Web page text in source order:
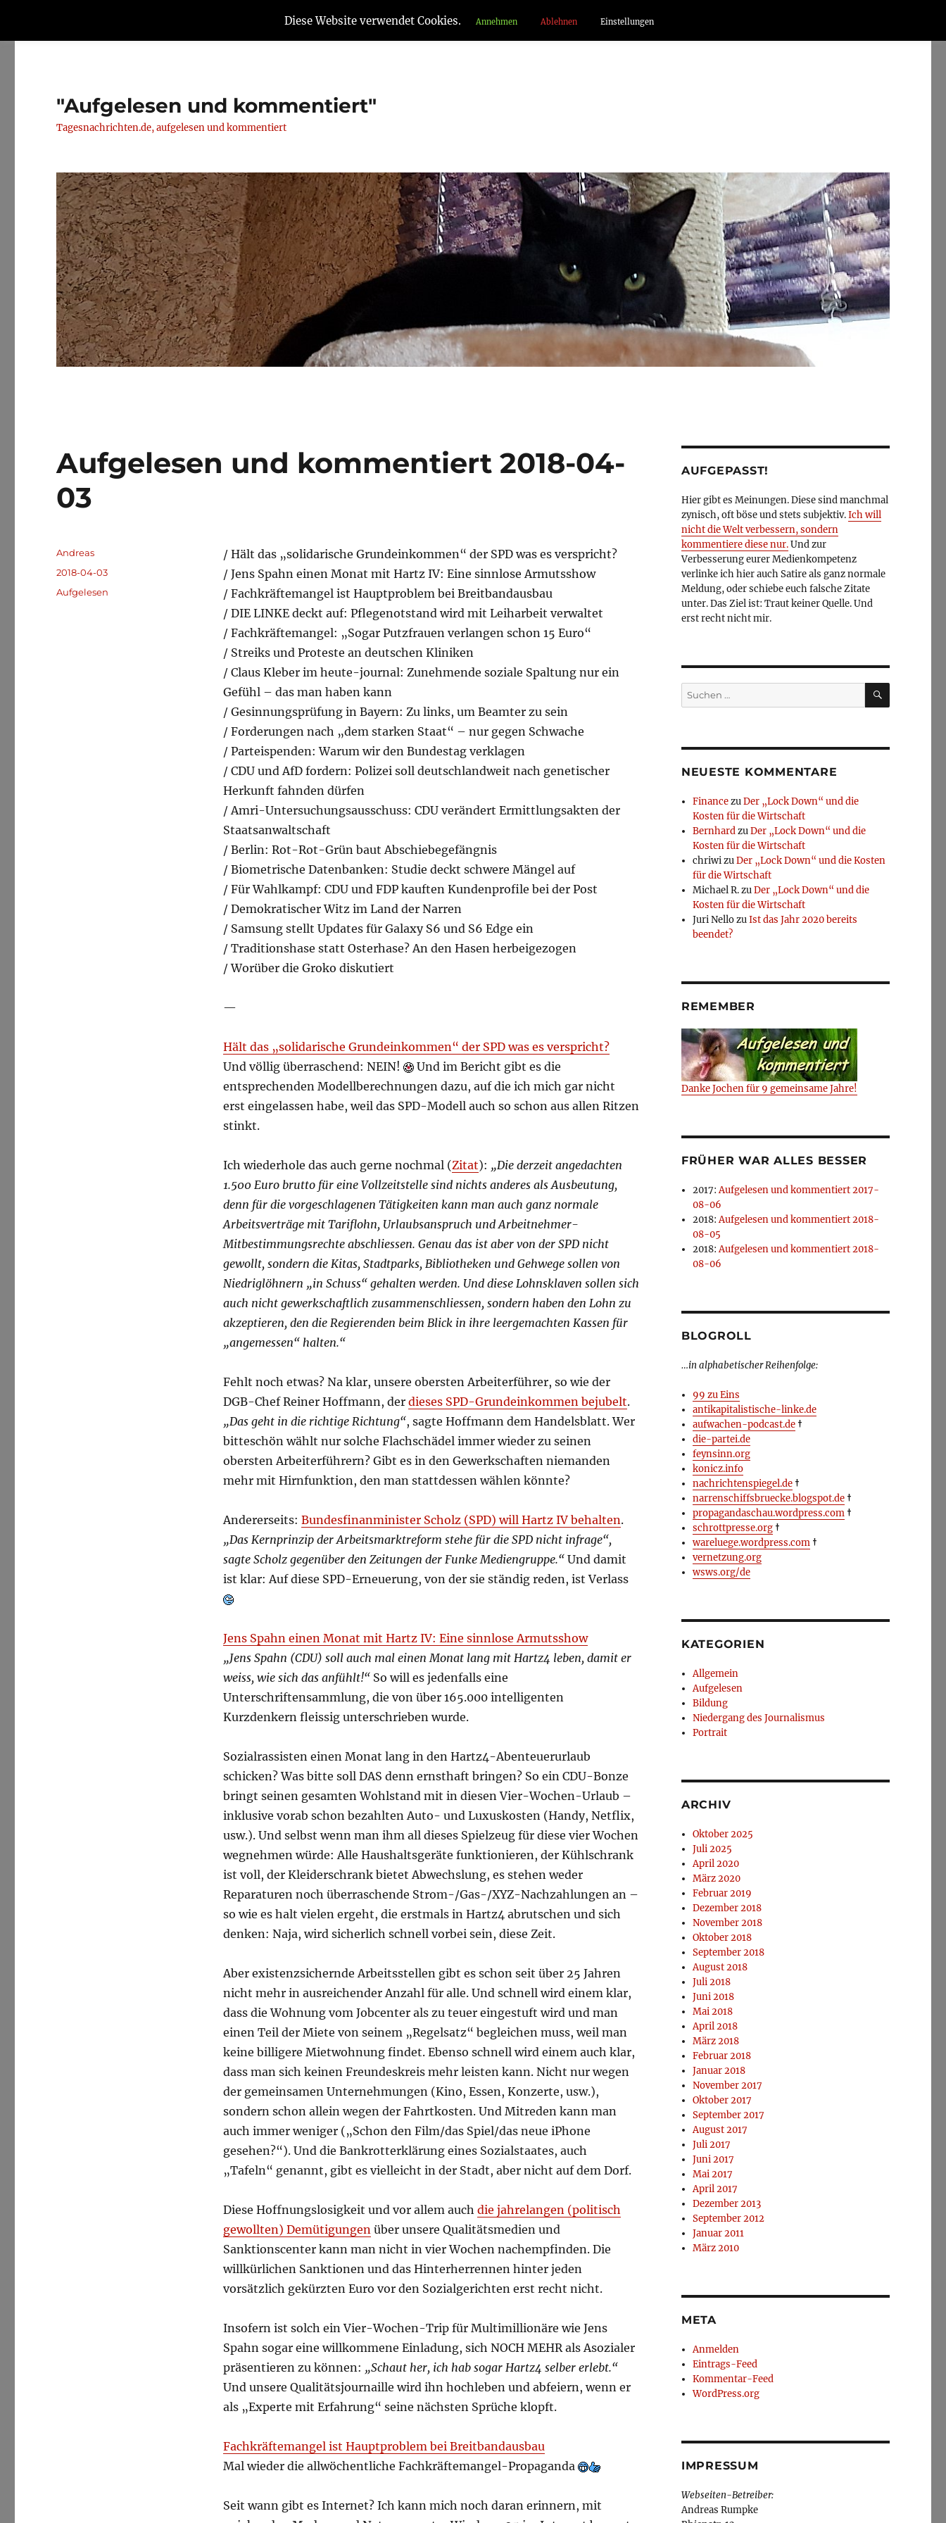
"Aufgelesen und kommentiert"
Tagesnachrichten.de, aufgelesen und kommentiert
Aufgelesen und kommentiert 2018-04-
03
/ Hält das „solidarische Grundeinkommen“ der SPD was es verspricht?
/ Jens Spahn einen Monat mit Hartz IV: Eine sinnlose Armutsshow
/ Fachkräftemangel ist Hauptproblem bei Breitbandausbau
/ DIE LINKE deckt auf: Pflegenotstand wird mit Leiharbeit verwaltet
/ Fachkräftemangel: „Sogar Putzfrauen verlangen schon 15 Euro“
/ Streiks und Proteste an deutschen Kliniken
/ Claus Kleber im heute-journal: Zunehmende soziale Spaltung nur ein
Gefühl – das man haben kann
/ Gesinnungsprüfung in Bayern: Zu links, um Beamter zu sein
/ Forderungen nach „dem starken Staat“ – nur gegen Schwache
/ Parteispenden: Warum wir den Bundestag verklagen
/ CDU und AfD fordern: Polizei soll deutschlandweit nach genetischer
Herkunft fahnden dürfen
/ Amri-Untersuchungsausschuss: CDU verändert Ermittlungsakten der
Staatsanwaltschaft
/ Berlin: Rot-Rot-Grün baut Abschiebegefängnis
/ Biometrische Datenbanken: Studie deckt schwere Mängel auf
/ Für Wahlkampf: CDU und FDP kauften Kundenprofile bei der Post
/ Demokratischer Witz im Land der Narren
/ Samsung stellt Updates für Galaxy S6 und S6 Edge ein
/ Traditionshase statt Osterhase? An den Hasen herbeigezogen
/ Worüber die Groko diskutiert
—
Hält das „solidarische Grundeinkommen“ der SPD was es verspricht?
Und völlig überraschend: NEIN!
Und im Bericht gibt es die
entsprechenden Modellberechnungen dazu, auf die ich mich gar nicht
erst eingelassen habe, weil das SPD-Modell auch so schon aus allen Ritzen
stinkt.
Ich wiederhole das auch gerne nochmal (Zitat): „Die derzeit angedachten
1.500 Euro brutto für eine Vollzeitstelle sind nichts anderes als Ausbeutung,
denn für die vorgeschlagenen Tätigkeiten kann man auch ganz normale
Arbeitsverträge mit Tariflohn, Urlaubsanspruch und Arbeitnehmer-
Mitbestimmungsrechte abschliessen. Genau das ist aber von der SPD nicht
gewollt, sondern die Kitas, Stadtparks, Bibliotheken und Gehwege sollen von
Niedriglöhnern „in Schuss“ gehalten werden. Und diese Lohnsklaven sollen sich
auch nicht gewerkschaftlich zusammenschliessen, sondern haben den Lohn zu
akzeptieren, den die Regierenden beim Blick in ihre leergemachten Kassen für
„angemessen“ halten.“
Fehlt noch etwas? Na klar, unsere obersten Arbeiterführer, so wie der
DGB-Chef Reiner Hoffmann, der dieses SPD-Grundeinkommen bejubelt.
„Das geht in die richtige Richtung“, sagte Hoffmann dem Handelsblatt. Wer
bitteschön wählt nur solche Flachschädel immer wieder zu seinen
obersten Arbeiterführern? Gibt es in den Gewerkschaften niemanden
mehr mit Hirnfunktion, den man stattdessen wählen könnte?
Andererseits: Bundesfinanminister Scholz (SPD) will Hartz IV behalten.
„Das Kernprinzip der Arbeitsmarktreform stehe für die SPD nicht infrage“,
sagte Scholz gegenüber den Zeitungen der Funke Mediengruppe.“Und damit
ist klar: Auf diese SPD-Erneuerung, von der sie ständig reden, ist Verlass
Jens Spahn einen Monat mit Hartz IV: Eine sinnlose Armutsshow
„Jens Spahn (CDU) soll auch mal einen Monat lang mit Hartz4 leben, damit er
weiss, wie sich das anfühlt!“So will es jedenfalls eine
Unterschriftensammlung, die von über 165.000 intelligenten
Kurzdenkern fleissig unterschrieben wurde.
Sozialrassisten einen Monat lang in den Hartz4-Abenteuerurlaub
schicken? Was bitte soll DAS denn ernsthaft bringen? So ein CDU-Bonze
bringt seinen gesamten Wohlstand mit in diesen Vier-Wochen-Urlaub –
inklusive vorab schon bezahlten Auto- und Luxuskosten (Handy, Netflix,
usw.). Und selbst wenn man ihm all dieses Spielzeug für diese vier Wochen
wegnehmen würde: Alle Haushaltsgeräte funktionieren, der Kühlschrank
ist voll, der Kleiderschrank bietet Abwechslung, es stehen weder
Reparaturen noch überraschende Strom-/Gas-/XYZ-Nachzahlungen an –
so wie es halt vielen ergeht, die erstmals in Hartz4 abrutschen und sich
denken: Naja, wird sicherlich schnell vorbei sein, diese Zeit.
Aber existenzsichernde Arbeitsstellen gibt es schon seit über 25 Jahren
nicht mehr in ausreichender Anzahl für alle. Und schnell wird einem klar,
dass die Wohnung vom Jobcenter als zu teuer eingestuft wird und man
einen Teil der Miete von seinem „Regelsatz“ begleichen muss, weil man
keine billigere Mietwohnung findet. Ebenso schnell wird einem auch klar,
dass man sich keinen Freundeskreis mehr leisten kann. Nicht nur wegen
der gemeinsamen Unternehmungen (Kino, Essen, Konzerte, usw.),
sondern schon allein wegen der Fahrtkosten. Und Mitreden kann man
auch immer weniger („Schon den Film/das Spiel/das neue iPhone
gesehen?“). Und die Bankrotterklärung eines Sozialstaates, auch
„Tafeln“ genannt, gibt es vielleicht in der Stadt, aber nicht auf dem Dorf.
Diese Hoffnungslosigkeit und vor allem auch die jahrelangen (politisch
gewollten) Demütigungenüber unsere Qualitätsmedien und
Sanktionscenter kann man nicht in vier Wochen nachempfinden. Die
willkürlichen Sanktionen und das Hinterherrennen hinter jeden
vorsätzlich gekürzten Euro vor den Sozialgerichten erst recht nicht.
Insofern ist solch ein Vier-Wochen-Trip für Multimillionäre wie Jens
Spahn sogar eine willkommene Einladung, sich NOCH MEHR als Asozialer
präsentieren zu können: „Schaut her, ich hab sogar Hartz4 selber erlebt.“
Und unsere Qualitätsjournaille wird ihn hochleben und abfeiern, wenn er
als „Experte mit Erfahrung“ seine nächsten Sprüche klopft.
Fachkräftemangel ist Hauptproblem bei Breitbandausbau
Mal wieder die allwöchentliche Fachkräftemangel-Propaganda
Seit wann gibt es Internet? Ich kann mich noch daran erinnern, mit
Autor
Andreas
Veröffentlicht
am
2018-04-03
Kategorien
Aufgelesen
AUFGEPASST!
Hier gibt es Meinungen. Diese sind manchmal
zynisch, oft böse und stets subjektiv.Ich will
nicht die Welt verbessern, sondern
kommentiere diese nur.Und zur
Verbesserung eurer Medienkompetenz
verlinke ich hier auch Satire als ganz normale
Meldung, oder schiebe euch falsche Zitate
unter. Das Ziel ist: Traut keiner Quelle. Und
erst recht nicht mir.
Suchen
nach:
SUCHEN
NEUESTE KOMMENTARE
FinancezuDer „Lock Down“ und die
Kosten für die Wirtschaft
BernhardzuDer „Lock Down“ und die
Kosten für die Wirtschaft
chriwizuDer „Lock Down“ und die Kosten
für die Wirtschaft
Michael R.zuDer „Lock Down“ und die
Kosten für die Wirtschaft
Juri NellozuIst das Jahr 2020 bereits
beendet?
REMEMBER
Danke Jochen für 9 gemeinsame Jahre!
FRÜHER WAR ALLES BESSER
2017:Aufgelesen und kommentiert 2017-
08-06
2018:Aufgelesen und kommentiert 2018-
08-05
2018:Aufgelesen und kommentiert 2018-
08-06
BLOGROLL
…in alphabetischer Reihenfolge:
99 zu Eins
antikapitalistische-linke.de
aufwachen-podcast.de †
die-partei.de
feynsinn.org
konicz.info
nachrichtenspiegel.de †
narrenschiffsbruecke.blogspot.de †
propagandaschau.wordpress.com †
schrottpresse.org †
wareluege.wordpress.com †
vernetzung.org
wsws.org/de
KATEGORIEN
Allgemein
Aufgelesen
Bildung
Niedergang des Journalismus
Portrait
ARCHIV
Oktober 2025
Juli 2025
April 2020
März 2020
Februar 2019
Dezember 2018
November 2018
Oktober 2018
September 2018
August 2018
Juli 2018
Juni 2018
Mai 2018
April 2018
März 2018
Februar 2018
Januar 2018
November 2017
Oktober 2017
September 2017
August 2017
Juli 2017
Juni 2017
Mai 2017
April 2017
Dezember 2013
September 2012
Januar 2011
März 2010
META
Anmelden
Eintrags-Feed
Kommentar-Feed
WordPress.org
IMPRESSUM
Webseiten-Betreiber:
Andreas Rumpke
Diese Website verwendet Cookies. Annehmen Ablehnen Einstellungen